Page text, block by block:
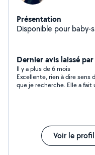
Présentation
Disponible pour
Dernier avis laissé
Il y a plus de 6 mois
Excellente, rien à dire sens
que je recherche. Elle a fait
Voir le profil